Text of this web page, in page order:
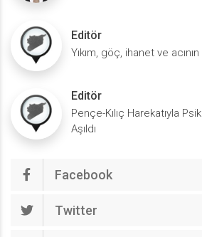
Editör
Yıkım, göç, ihanet ve
Editör
Pençe-Kılıç Harekatıyla
Aşıldı
Facebook
Twitter